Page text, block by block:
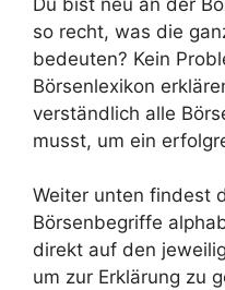
so recht, was die
bedeuten? Kein
Börsenlexikon
verständlich alle
musst, um ein
Weiter unten findest
Börsenbegriffe
direkt auf den
um zur Erklärung zu